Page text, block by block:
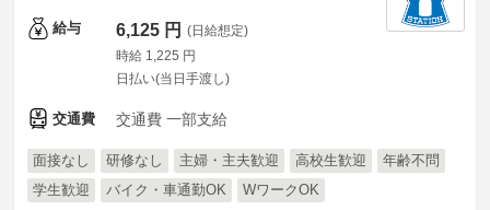
給与 6,125 円 (日給想定)
時給 1,225 円
日払い(当日手渡し)
交通費 交通費 一部支給
面接なし 研修なし 主婦・主夫歓迎 高校生歓迎
年齢不問
学生歓迎
バイク・車通勤OK WワークOK